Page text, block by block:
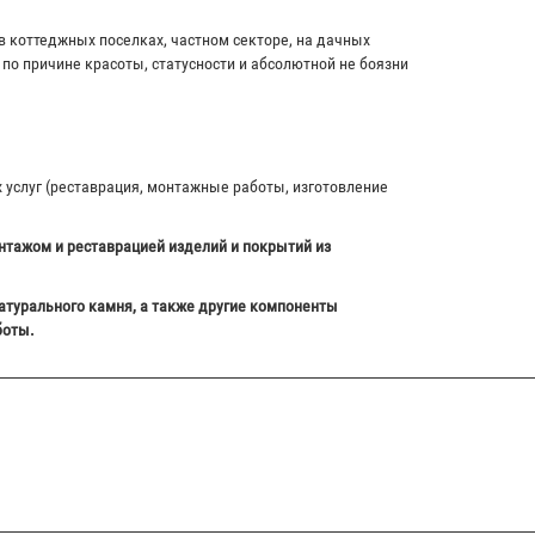
коттеджных поселках, частном секторе, на дачных
причине красоты, статусности и абсолютной не боязни
(реставрация, монтажные работы, изготовление
и реставрацией изделий и покрытий из
камня, а также другие компоненты